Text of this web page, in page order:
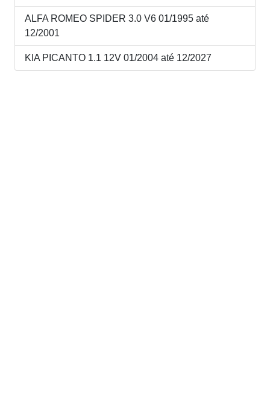
ALFA ROMEO SPIDER 3.0 V6 01/1995 até
12/2001
KIA PICANTO 1.1 12V 01/2004 até 12/2027